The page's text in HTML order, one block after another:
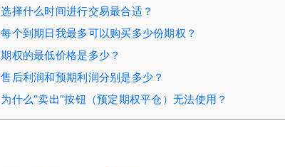
选择什么时间进行交易最合适？
每个到期日我最多可以购买多少份期权？
期权的最低价格是多少？
售后利润和预期利润分别是多少？
为什么“卖出”按钮（预定期权平仓）无法使用？